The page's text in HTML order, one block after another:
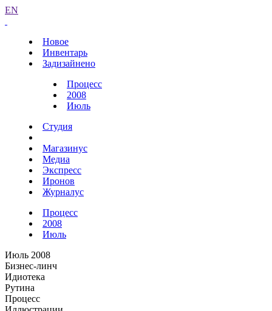
EN
Новое
Инвентарь
Задизайнено
Процесс
2008
Июль
Студия
Магазинус
Медиа
Экспресс
Иронов
Журналус
Процесс
2008
Июль
Июль 2008
Бизнес-линч
Идиотека
Рутина
Процесс